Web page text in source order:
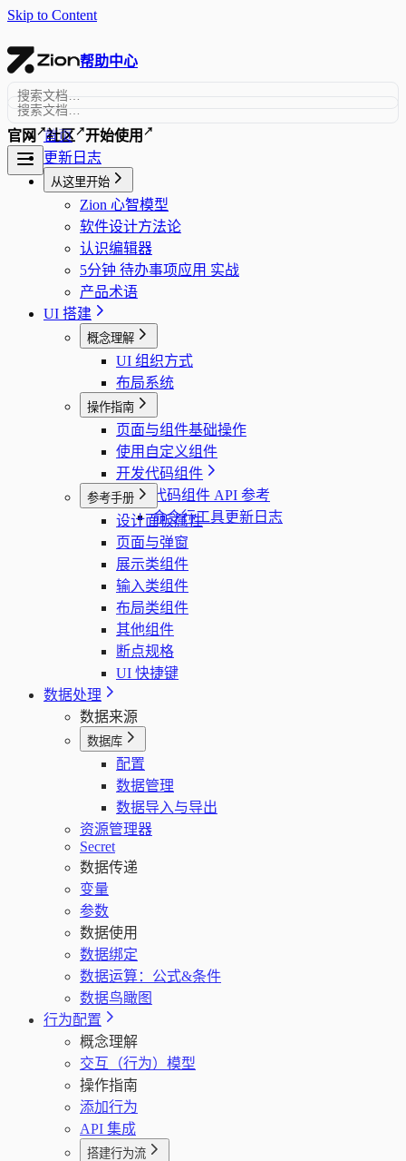
Skip to Content
帮助中心
官网 ↗社区↗开始使用 ↗
首页
更新日志
从这里开始
Zion 心智模型
软件设计方法论
认识编辑器
5分钟 待办事项应用 实战
产品术语
UI 搭建
概念理解
UI 组织方式
布局系统
操作指南
页面与组件基础操作
使用自定义组件
开发代码组件
代码组件 API 参考
命令行工具更新日志
参考手册
设计面板属性
页面与弹窗
展示类组件
输入类组件
布局类组件
其他组件
断点规格
UI 快捷键
数据处理
数据来源
数据库
配置
数据管理
数据导入与导出
资源管理器
Secret
数据传递
变量
参数
数据使用
数据绑定
数据运算：公式&条件
数据鸟瞰图
行为配置
概念理解
交互（行为）模型
操作指南
添加行为
API 集成
搭建行为流